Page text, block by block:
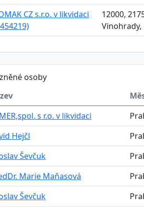
CZ s.r.o. v likvidaci
12000,
Vinohrady,
osoby
s r.o. v likvidaci
Hejčl
Ševčuk
Marie Maňasová
Ševčuk